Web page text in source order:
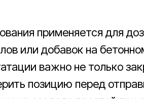
применяется для
или добавок на
важно не только
позицию перед